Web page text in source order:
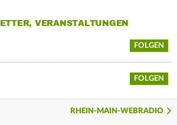
VERANSTALTUNGEN
FOLGEN
FOLGEN
RHEIN-MAIN-WEBRADIO